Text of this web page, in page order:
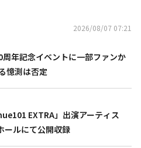
2026/08/07 07:21
年記念イベントに一部ファンか
憶測は否定
EXTRA」出演アーティス
ールにて公開収録